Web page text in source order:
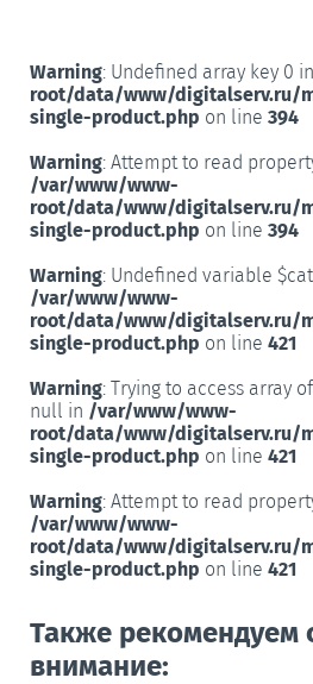
Warning: Undefined array key 0 in
root/data/www/digitalserv.ru/
single-product.php on line 394
Warning: Attempt to read
/var/www/www-
root/data/www/digitalserv.ru/
single-product.php on line 394
Warning: Undefined variable
/var/www/www-
root/data/www/digitalserv.ru/
single-product.php on line 421
Warning: Trying to access array
null in /var/www/www-
root/data/www/digitalserv.ru/
single-product.php on line 421
Warning: Attempt to read
/var/www/www-
root/data/www/digitalserv.ru/
single-product.php on line 421
Также рекомендуем
внимание: